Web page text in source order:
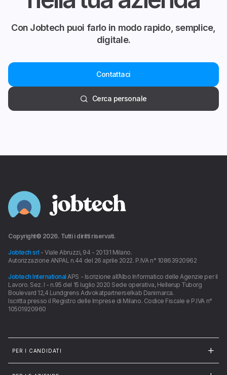
Con Jobtech puoi farlo in modo rapido, semplice,
digitale.
Contattaci
Cerca personale
Copyright© 2026. Tutti i diritti riservati.
Jobtech srl - Viale Abruzzi, 94 - 20131 Milano.
Autorizzazione ANPAL n.44 del 26 aprile 2022. P.IVA n° 10863920962
Jobtech International APS - Iscrizione all’Albo Informatico delle Agenzie per il
Lavoro. Sez. I - n.95 del 15 luglio 2020 Sede operativa, Hellerup Tuborg
Boulevard 12,4 Lundgrens Advokatpartnerselkab Danimarca.
Iscritta presso il Registro delle Imprese di Milano. Codice Fiscale e P.IVA n°
10501920960
PER I CANDIDATI